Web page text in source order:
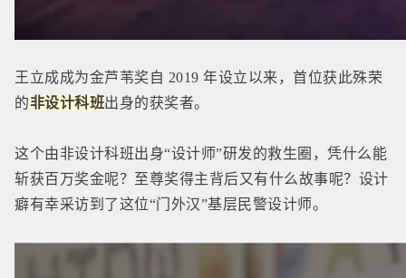
王立成成为金芦苇奖自 2019 年设立以来，首位获此殊荣
的非设计科班出身的获奖者。
这个由非设计科班出身“设计师”研发的救生圈，凭什么能
斩获百万奖金呢？至尊奖得主背后又有什么故事呢？设计
癖有幸采访到了这位“门外汉”基层民警设计师。